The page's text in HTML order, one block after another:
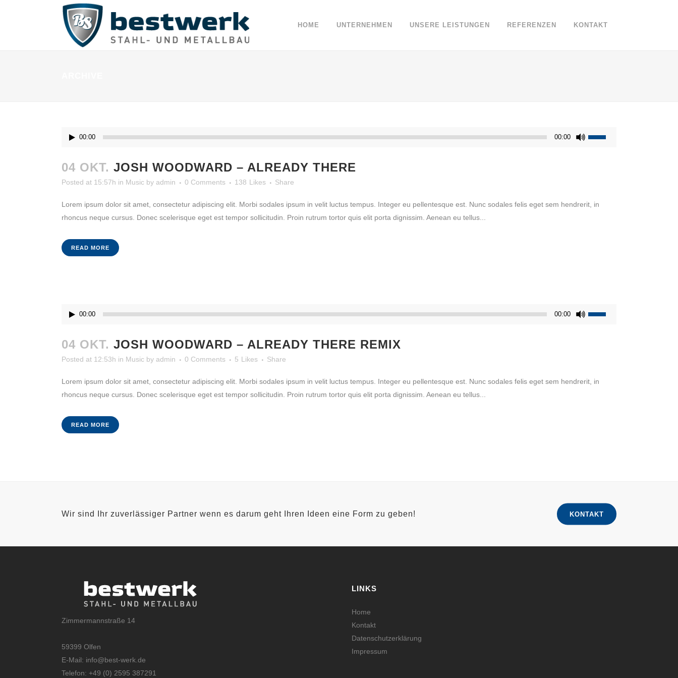
HOME UNTERNEHMEN UNSERE LEISTUNGEN REFERENZEN KONTAKT
Audio-00:00 00:00
04 OKT. JOSH WOODWARD – ALREADY THERE
Posted at 15:57h in Music by admin 0 Comments 138 Likes Share
Lorem ipsum dolor sit amet, consectetur adipiscing elit. Morbi sodales ipsum in velit luctus tempus. Integer eu pellentesque est. Nunc sodales felis eget sem hendrerit, in
rhoncus neque cursus. Donec scelerisque eget est tempor sollicitudin. Proin rutrum tortor quis elit porta dignissim. Aenean eu tellus...
READ MORE
Audio-00:00 00:00
04 OKT. JOSH WOODWARD – ALREADY THERE REMIX
Posted at 12:53h in Music by admin 0 Comments 5 Likes Share
Lorem ipsum dolor sit amet, consectetur adipiscing elit. Morbi sodales ipsum in velit luctus tempus. Integer eu pellentesque est. Nunc sodales felis eget sem hendrerit, in
rhoncus neque cursus. Donec scelerisque eget est tempor sollicitudin. Proin rutrum tortor quis elit porta dignissim. Aenean eu tellus...
READ MORE
Wir sind Ihr zuverlässiger Partner wenn es darum geht Ihren Ideen eine Form zu geben! KONTAKT
Zimmermannstraße 14
59399 Olfen
E-Mail: info@best-werk.de
Telefon: +49 (0) 2595 387291
LINKS
Home
Kontakt
Datenschutzerklärung
Impressum